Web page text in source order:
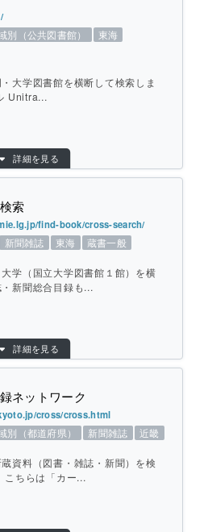
原郡吉田町近隣の公共図書館を横断
します。
ページを開く
別（公共図書館）
東海
大学図書館を横断して検索しま
Unitra...
書館
データベースを横断して検索（カー
API）
による検索サービスです。
詳細を見る
索
find-book/cross-search/
新聞雑誌 東海 蔵書一般
学（国立大学図書館１館）を横
新聞総合目録も...
,蔵書一般
図書館
データベースを横断して検索
詳細を見る
ネットワーク
cross/cross.html
別（都道府県） 新聞雑誌 近畿
資料（図書・雑誌・新聞）を検
こちらは「カー...